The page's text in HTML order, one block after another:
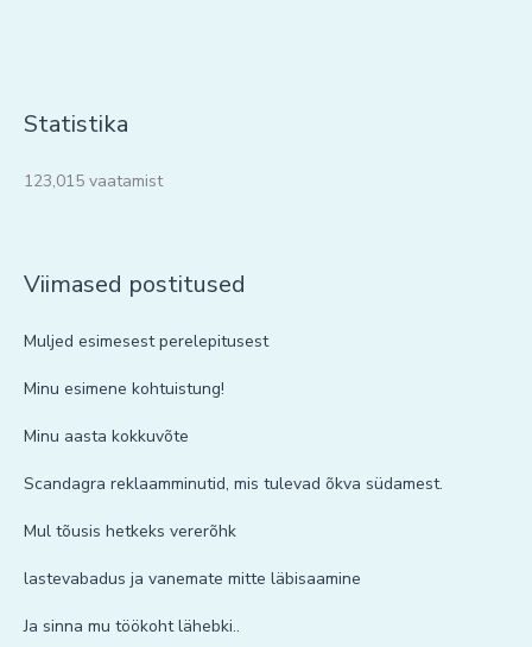
Statistika
123,015 vaatamist
Viimased postitused
Muljed esimesest perelepitusest
Minu esimene kohtuistung!
Minu aasta kokkuvõte
Scandagra reklaamminutid, mis tulevad õkva südamest.
Mul tõusis hetkeks vererõhk
lastevabadus ja vanemate mitte läbisaamine
Ja sinna mu töökoht lähebki..